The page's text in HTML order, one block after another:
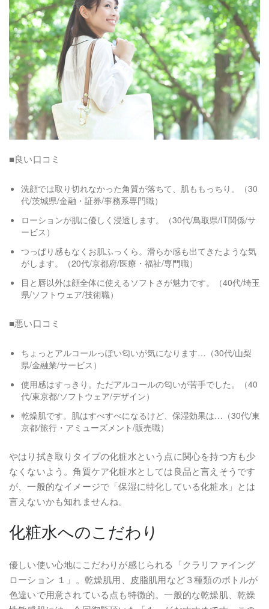
■良い口コミ
洗顔では取り切れなかった角質が落ちて、肌ももっちり。（30
代/茨城県/金融・証券/事務系専門職）
ローションが肌に優しく浸透します。（30代/鳥取県/IT関係/サ
ービス）
つっぱり感もなくお肌ふっくら。滑らか感も出てきたような気
がします。（20代/京都府/医療・福祉/専門職）
目と唇以外は顔全体に使えるソフトさが魅力です。（40代/埼玉
県/ソフトウェア/技術職）
■悪い口コミ
ちょっとアルコールっぽい匂いが気になります…（30代/山梨
県/金融業/サービス）
使用感はすっきり。ただアルコールの匂いが苦手でした。（40
代/東京都/ソフトウェア/デザイン）
乾燥肌です。肌はすべすべになるけど、保湿効果は…（30代/東
京都/旅行・アミューズメント/販売職）
やはり拭き取りタイプの化粧水という点に関心を持つ方も少
なくないよう。角質ケア化粧水としては良品と言えそうです
が、一般的なイメージで「保湿に特化している化粧水」とは
言えないかも知れませんね。
化粧水へのこだわり
優しい使い心地にこだわりが感じられる「クラリファイング
ローション １」。乾燥肌用、皮脂肌用など３種類のボトルが
色違いで用意されている点も特徴的。一般的な乾燥肌、乾燥